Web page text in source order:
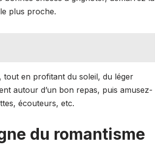
plus proche.
en profitant du soleil, du léger
autour d’un bon repas, puis amusez-
écouteurs, etc.
du romantisme